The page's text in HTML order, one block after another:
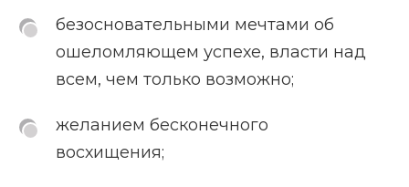
безосновательными мечтами об
ошеломляющем успехе, власти над
всем, чем только возможно;
желанием бесконечного
восхищения;